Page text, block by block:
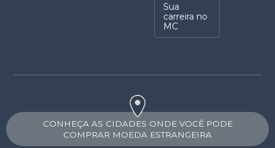
Sua
carreira no
MC
CONHEÇA AS CIDADES ONDE VOCÊ PODE
COMPRAR MOEDA ESTRANGEIRA